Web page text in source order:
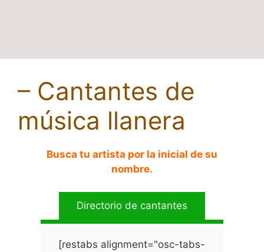
– Cantantes de
música llanera
Busca tu artista por la inicial de su
nombre.
Directorio de cantantes
[restabs alignment="osc-tabs-